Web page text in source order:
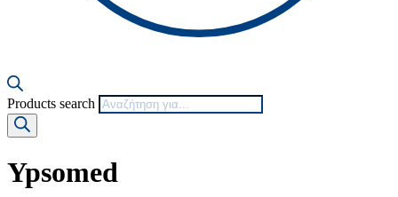
Products search
Ypsomed